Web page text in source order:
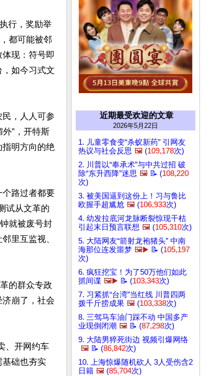
行，奖励举
都可能被邻
现：符号即
如今习式文
，人人可参
”，开特斯
明方向的绝
路过者都要
试从文革的
就被废号封
里互监视、
的群众专政
崩了，社会
、开网约车
基础也夯实
近期最受欢迎的文章
2026年5月22日
1. 儿童零食变“杀蚁新药” 引网友
热议与社会反思 🖼️ (109,178次)
2. 川普以“奉承术”与中共过招 破
除“东升西降”迷思 🖼️ 📝 (108,220
次)
3. 被美国逼到这份上！习与鲁比
欧握手超尴尬 🖼️ (106,933次)
4. 幼发拉底河龙脉断裂惊现干枯
引起末日预言联想 🖼️ (105,310次)
5. 大陆网友“箭射龙袍猪头” 中南
海那位连发噩梦 🖼️▶️ 📝 (105,197
次)
6. 疯狂挖宝！为了50万他们如此
抓间谍 🖼️▶️ 📝 (103,343次)
7. 习紧抓“台湾”当红线 川普四两
拨千斤捞成果 🖼️ (103,338次)
8. 三驾马车油门踩不动 中国多产
业现倒闭潮 🖼️ 📝 (87,298次)
9. 大陆男猝死街边 视频引爆网络
🖼️ 📝 (86,842次)
10. 上海惊爆随机砍人 3人受伤含2
日籍 🖼️ (85,704次)